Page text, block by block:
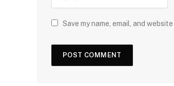
Save my name, email, and